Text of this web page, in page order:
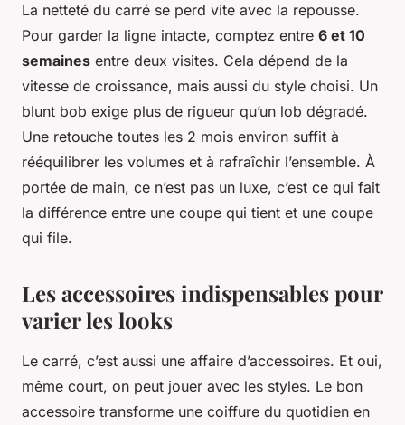
La netteté du carré se perd vite avec la repousse.
Pour garder la ligne intacte, comptez entre 6 et 10
semaines entre deux visites. Cela dépend de la
vitesse de croissance, mais aussi du style choisi. Un
blunt bob exige plus de rigueur qu’un lob dégradé.
Une retouche toutes les 2 mois environ suffit à
rééquilibrer les volumes et à rafraîchir l’ensemble. À
portée de main, ce n’est pas un luxe, c’est ce qui fait
la différence entre une coupe qui tient et une coupe
qui file.
Les accessoires indispensables pour
varier les looks
Le carré, c’est aussi une affaire d’accessoires. Et oui,
même court, on peut jouer avec les styles. Le bon
accessoire transforme une coiffure du quotidien en